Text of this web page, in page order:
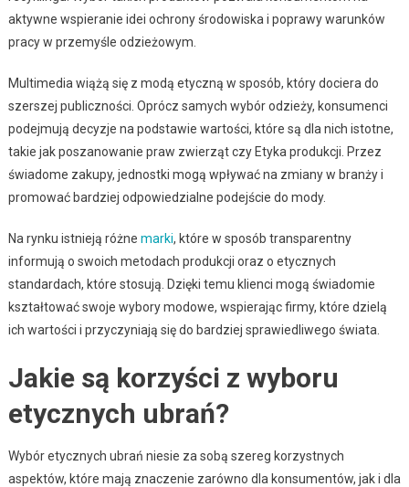
aktywne wspieranie idei ochrony środowiska i poprawy warunków
pracy w przemyśle odzieżowym.
Multimedia wiążą się z modą etyczną w sposób, który dociera do
szerszej publiczności. Oprócz samych wybór odzieży, konsumenci
podejmują decyzje na podstawie wartości, które są dla nich istotne,
takie jak poszanowanie praw zwierząt czy Etyka produkcji. Przez
świadome zakupy, jednostki mogą wpływać na zmiany w branży i
promować bardziej odpowiedzialne podejście do mody.
Na rynku istnieją różne marki, które w sposób transparentny
informują o swoich metodach produkcji oraz o etycznych
standardach, które stosują. Dzięki temu klienci mogą świadomie
kształtować swoje wybory modowe, wspierając firmy, które dzielą
ich wartości i przyczyniają się do bardziej sprawiedliwego świata.
Jakie są korzyści z wyboru
etycznych ubrań?
Wybór etycznych ubrań niesie za sobą szereg korzystnych
aspektów, które mają znaczenie zarówno dla konsumentów, jak i dla